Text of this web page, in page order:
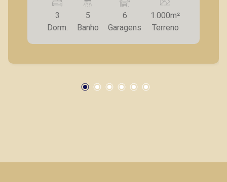
planejada; - Despensa; - Lavanderia; - Quarto e
banheiro de serviço; - Varanda gourmet com
churrasqueira; - Piscina; - Ducha; - Quadra de
futebol; - Jardim; - 6 vagas de garagem.
´Água, Nova Aliança, Jardim Irajá, Bosque das
mercados, farmácias, escolas, além de pontos
3
Dorm.
5
Banho
6
Garagens
1.000m²
Terreno